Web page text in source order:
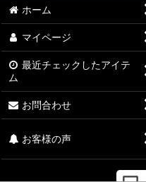
ホーム
マイページ
最近チェックしたアイテ
ム
お問合わせ
お客様の声